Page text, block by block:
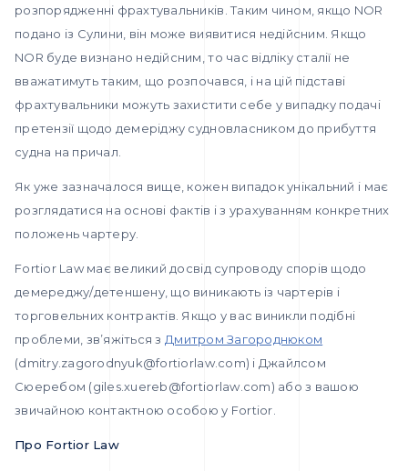
розпорядженні фрахтувальників. Таким чином, якщо NOR
подано із Сулини, він може виявитися недійсним. Якщо
NOR буде визнано недійсним, то час відліку сталії не
вважатимуть таким, що розпочався, і на цій підставі
фрахтувальники можуть захистити себе у випадку подачі
претензії щодо демеріджу судновласником до прибуття
судна на причал.
Як уже зазначалося вище, кожен випадок унікальний і має
розглядатися на основі фактів і з урахуванням конкретних
положень чартеру.
Fortior Law має великий досвід супроводу спорів щодо
демереджу/детеншену, що виникають із чартерів і
торговельних контрактів. Якщо у вас виникли подібні
проблеми, зв’яжіться з Дмитром Загороднюком
(dmitry.zagorodnyuk@fortiorlaw.com) і Джайлсом
Сюеребом (giles.xuereb@fortiorlaw.com) або з вашою
звичайною контактною особою у Fortior.
Про Fortior Law